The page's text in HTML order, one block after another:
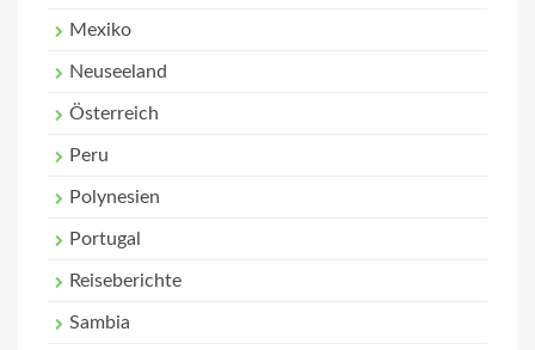
Mexiko
Neuseeland
Österreich
Peru
Polynesien
Portugal
Reiseberichte
Sambia